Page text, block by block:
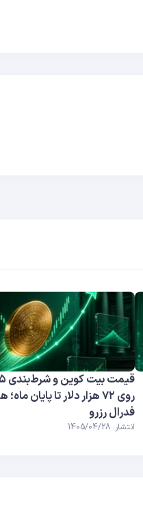
روی ۷۲ هزار دلار تا پایان
فدرال رزرو
انتشار: 1405/04/28